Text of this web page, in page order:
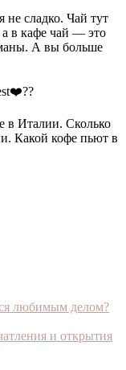
сладко. Чай тут
а в кафе чай — это
А вы больше
любимым делом?
и открытия